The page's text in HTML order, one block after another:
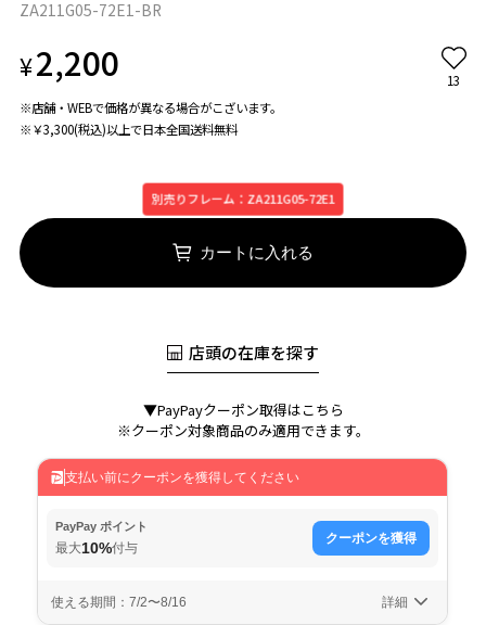
ZA211G05-72E1-BR
¥2,200
13
※店舗・WEBで価格が異なる場合がこざいます。
※￥3,300(税込)以上で日本全国送料無料
別売りフレーム：ZA211G05-72E1
カートに入れる
店頭の在庫を探す
▼PayPayクーポン取得はこちら
※クーポン対象商品のみ適用できます。